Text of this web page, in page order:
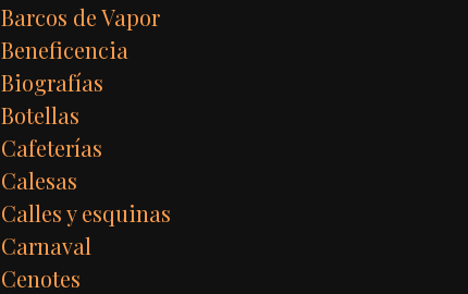
Barcos de Vapor
Beneficencia
Biografías
Botellas
Cafeterías
Calesas
Calles y esquinas
Carnaval
Cenotes